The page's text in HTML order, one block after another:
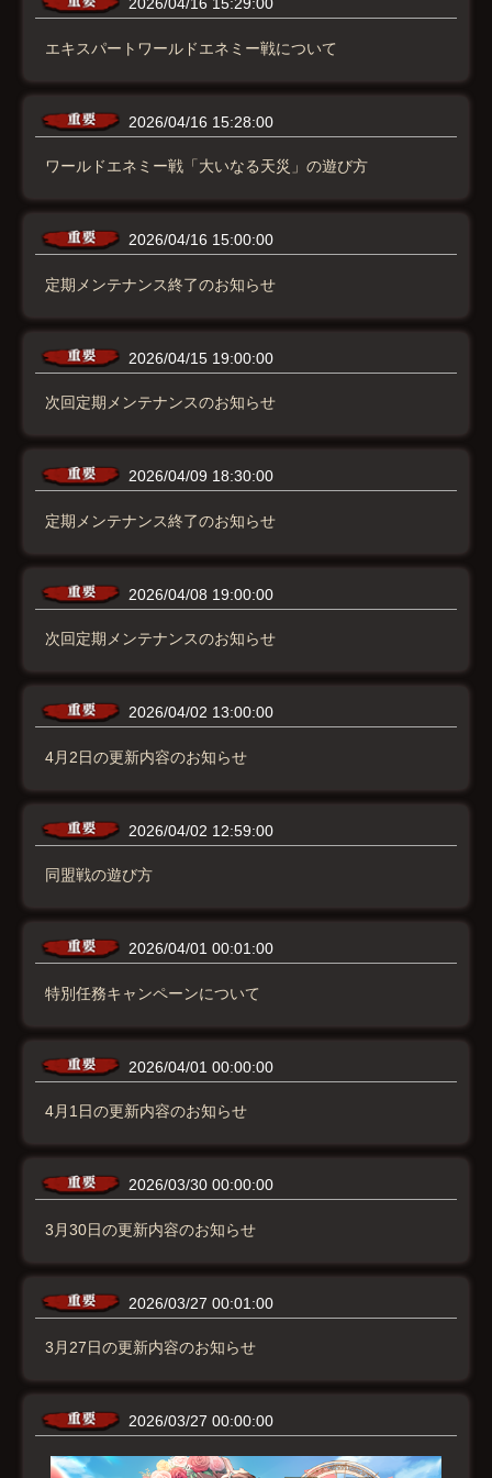
エキスパートワールドエネミー戦について
2026/04/16 15:28:00
ワールドエネミー戦「大いなる天災」の遊び方
2026/04/16 15:00:00
定期メンテナンス終了のお知らせ
2026/04/15 19:00:00
次回定期メンテナンスのお知らせ
2026/04/09 18:30:00
定期メンテナンス終了のお知らせ
2026/04/08 19:00:00
次回定期メンテナンスのお知らせ
2026/04/02 13:00:00
4月2日の更新内容のお知らせ
2026/04/02 12:59:00
同盟戦の遊び方
2026/04/01 00:01:00
特別任務キャンペーンについて
2026/04/01 00:00:00
4月1日の更新内容のお知らせ
2026/03/30 00:00:00
3月30日の更新内容のお知らせ
2026/03/27 00:01:00
3月27日の更新内容のお知らせ
2026/03/27 00:00:00